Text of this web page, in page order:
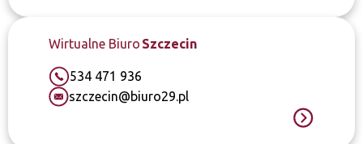
Wirtualne Biuro Szczecin
534 471 936
szczecin@biuro29.pl